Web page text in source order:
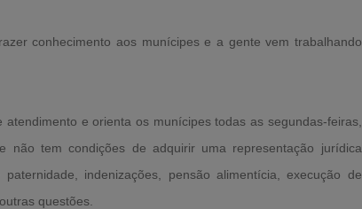
conhecimento aos munícipes e a gente vem trabalhando
atendimento e orienta os munícipes todas as segundas-feiras,
tem condições de adquirir uma representação jurídica
indenizações, pensão alimentícia, execução de
questões.